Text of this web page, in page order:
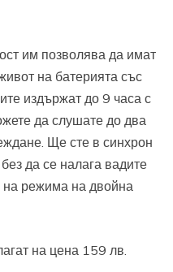
им позволява да имат
на батерията със
издържат до 9 часа с
да слушате до два
Ще сте в синхрон
да се налага вадите
на режима на двойна
на цена 159 лв.